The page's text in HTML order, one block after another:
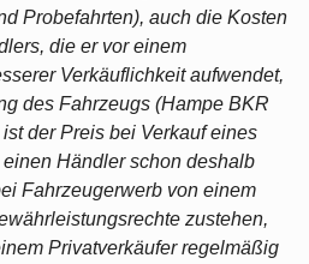
Probefahrten), auch die Kosten
die er vor einem
Verkäuflichkeit aufwendet,
des Fahrzeugs (Hampe BKR
der Preis bei Verkauf eines
Händler schon deshalb
Fahrzeugerwerb von einem
zustehen,
Privatverkäufer regelmäßig